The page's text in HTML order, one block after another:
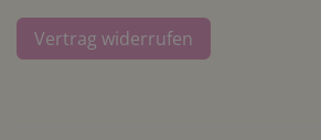
Vertrag widerrufen